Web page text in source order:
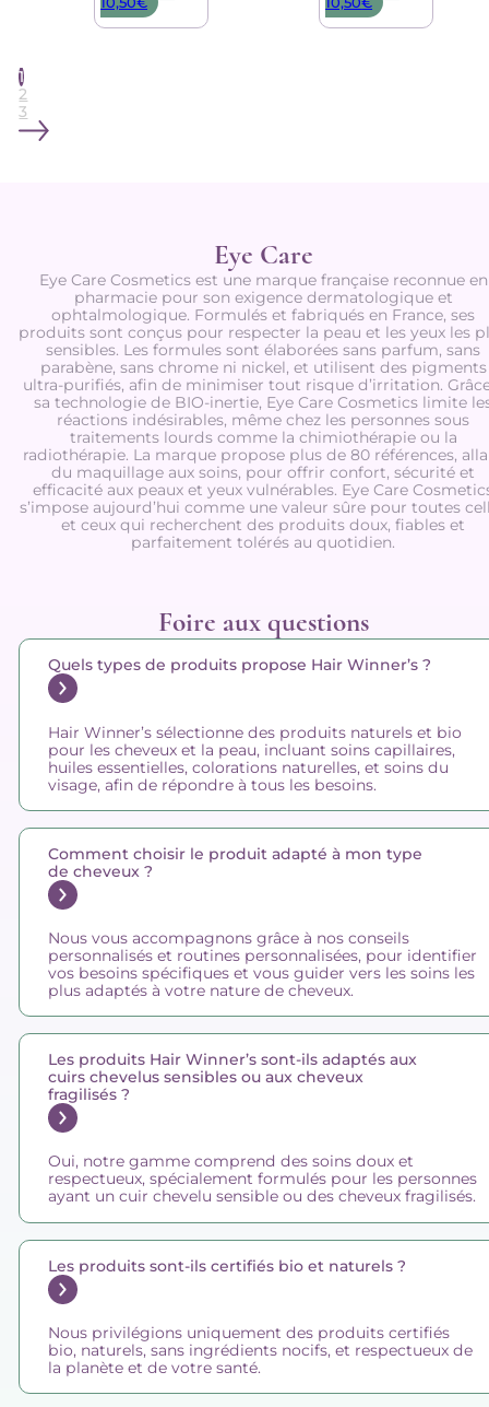
1
2
3
Eye Care
Eye Care Cosmetics est une marque française reconnue en
pharmacie pour son exigence dermatologique et
ophtalmologique. Formulés et fabriqués en France, ses
produits sont conçus pour respecter la peau et les yeux les
sensibles. Les formules sont élaborées sans parfum, sans
parabène, sans chrome ni nickel, et utilisent des pigments
ultra-purifiés, afin de minimiser tout risque d’irritation.
sa technologie de BIO-inertie, Eye Care Cosmetics limite
réactions indésirables, même chez les personnes sous
traitements lourds comme la chimiothérapie ou la
radiothérapie. La marque propose plus de 80 références,
du maquillage aux soins, pour offrir confort, sécurité et
efficacité aux peaux et yeux vulnérables. Eye Care
s’impose aujourd’hui comme une valeur sûre pour toutes
et ceux qui recherchent des produits doux, fiables et
parfaitement tolérés au quotidien.
Foire aux questions
Quels types de produits propose Hair Winner’s ?
Hair Winner’s sélectionne des produits naturels et bio
pour les cheveux et la peau, incluant soins capillaires,
huiles essentielles, colorations naturelles, et soins du
visage, afin de répondre à tous les besoins.
Comment choisir le produit adapté à mon type
de cheveux ?
Nous vous accompagnons grâce à nos conseils
personnalisés et routines personnalisées, pour identifier
vos besoins spécifiques et vous guider vers les soins les
plus adaptés à votre nature de cheveux.
Les produits Hair Winner’s sont-ils adaptés aux
cuirs chevelus sensibles ou aux cheveux
fragilisés ?
Oui, notre gamme comprend des soins doux et
respectueux, spécialement formulés pour les personnes
ayant un cuir chevelu sensible ou des cheveux fragilisés.
Les produits sont-ils certifiés bio et naturels ?
Nous privilégions uniquement des produits certifiés
bio, naturels, sans ingrédients nocifs, et respectueux de
la planète et de votre santé.